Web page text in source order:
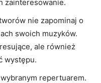
zainteresowanie.
nie zapominaj o
swoich muzyków.
ale również
występu.
repertuarem.